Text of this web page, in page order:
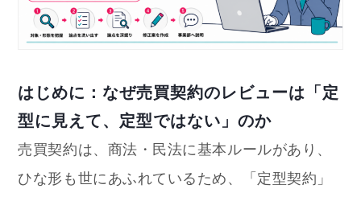
はじめに：なぜ売買契約のレビューは「定
型に見えて、定型ではない」のか
売買契約は、商法・民法に基本ルールがあり、
ひな形も世にあふれているため、「定型契約」